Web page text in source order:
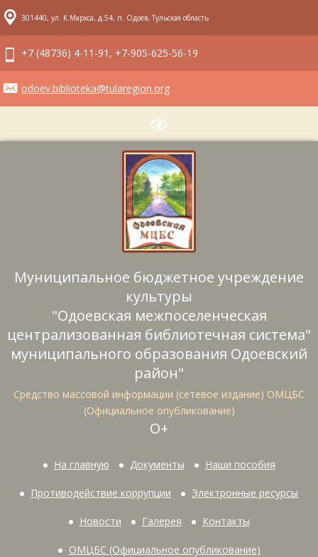
301440, ул. К.Маркса, д.54, п. Одоев, Тульская область
+7 (48736) 4-11-91, +7-905-625-56-19
odoev.biblioteka@tularegion.org
Муниципальное бюджетное учреждение
культуры
"Одоевская межпоселенческая
централизованная библиотечная система"
муниципального образования Одоевский
район"
Средство массовой информации (сетевое издание) ОМЦБС
(Официальное опубликование)
О+
На главную Документы Наши пособия
Противодействие коррупции Электронные ресурсы
Новости Галерея Контакты
ОМЦБС (Официальное опубликование)